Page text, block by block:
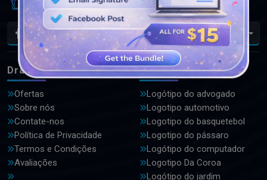
Pt
DrawLogo
Ofertas
Sobre nós
Contate-nos
Política de Privacidade
Termos e Condições
Avaliações
Logotipos
Logótipo do advogado
Logotipo automotivo
Logotipo do basquetebol
Logotipo do pássaro
Logótipo do computador
Logotipo Da Coroa
Logótipo do jardim